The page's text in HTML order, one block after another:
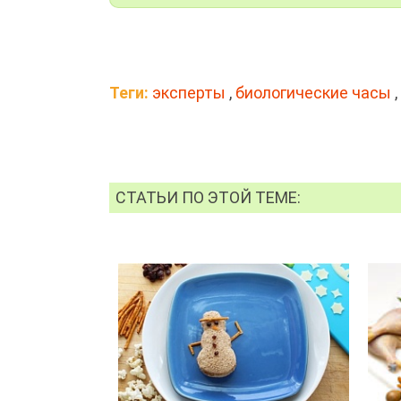
Теги: эксперты , биологические часы ,
СТАТЬИ ПО ЭТОЙ ТЕМЕ: